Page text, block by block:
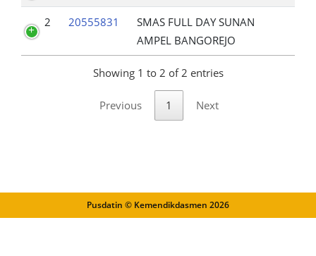
2 20555831
SMAS FULL DAY SUNAN
AMPEL BANGOREJO
Showing 1 to 2 of 2 entries
Previous 1 Next
Pusdatin © Kemendikdasmen 2026